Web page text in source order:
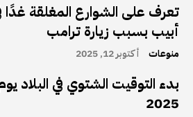
تعرف على الشوارع المغلقة
أبيب بسبب زيارة ترامب
منوعات أكتوبر 12, 2025
2025